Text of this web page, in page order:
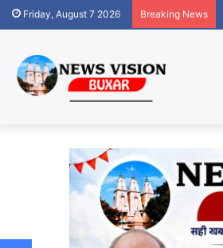
Friday, August 7 2026 Breaking News
Facebook